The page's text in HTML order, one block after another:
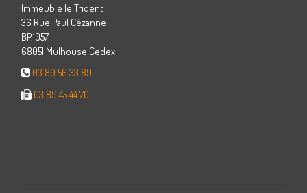
Immeuble le Trident
36 Rue Paul Cézanne
BP.1057
68051 Mulhouse Cedex
03 89 56 33 89
03 89 45 44 70